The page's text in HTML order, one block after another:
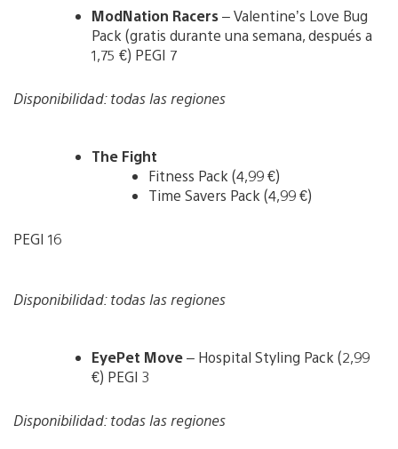
ModNation Racers– Valentine’s Love Bug
Pack (gratis durante una semana, después a
1,75 €) PEGI 7
Disponibilidad: todas las regiones
The Fight
Fitness Pack (4,99 €)
Time Savers Pack (4,99 €)
PEGI 16
Disponibilidad: todas las regiones
EyePet Move– Hospital Styling Pack (2,99
€) PEGI 3
Disponibilidad: todas las regiones